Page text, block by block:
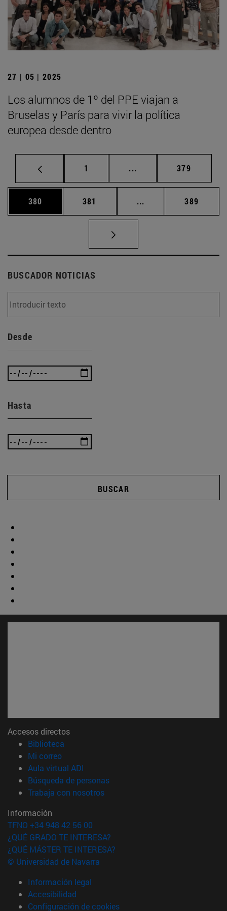
27 | 05 | 2025
Los alumnos de 1º del PPE viajan a
Bruselas y París para vivir la política
europea desde dentro
Página
1 ... Páginas intermedias
Página
379
Página
380 Página
381 ... Páginas intermedias
Página
389
BUSCADOR NOTICIAS
Desde
Hasta
BUSCAR
Accesos directos
Biblioteca
Mi correo(abre en nueva ventana)
Aula virtual ADI
Búsqueda de personas(abre en nueva ventana)
Trabaja con nosotros(abre en nueva ventana)
Información
TFNO +34 948 42 56 00
¿QUÉ GRADO TE INTERESA?
¿QUÉ MÁSTER TE INTERESA?
© Universidad de Navarra
Información legal
Accesibilidad
Configuración de cookies